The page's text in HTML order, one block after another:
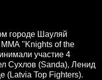
городе Шауляй
ММА "Knights of the
участие 4
Сухлов (Sanda), Ленид
(Latvia Top Fighters).